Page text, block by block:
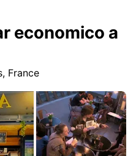
economico a
France